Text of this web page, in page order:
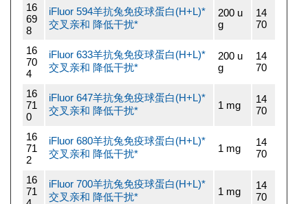
16
69
8
iFluor 594羊抗兔免疫球蛋白(H+L)*
交叉亲和 降低干扰*
200 u
g
14
70
16
70
4
iFluor 633羊抗兔免疫球蛋白(H+L)*
交叉亲和 降低干扰*
200 u
g
14
70
16
71
0
iFluor 647羊抗兔免疫球蛋白(H+L)*
交叉亲和 降低干扰*
1 mg
14
70
16
71
2
iFluor 680羊抗兔免疫球蛋白(H+L)*
交叉亲和 降低干扰*
1 mg
14
70
16
71
iFluor 700羊抗兔免疫球蛋白(H+L)*
交叉亲和 降低干扰*
1 mg
14
70